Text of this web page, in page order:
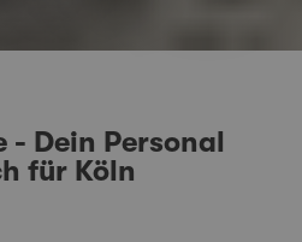
- Dein Personal
für Köln